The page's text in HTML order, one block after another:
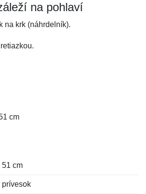
na pohlaví
na krk (náhrdelník).
cm
51 cm
prívesok